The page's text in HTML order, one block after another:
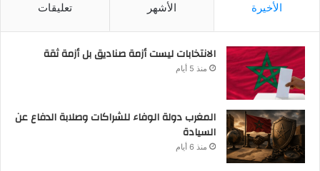
الأخيرة الأشهر تعليقات
الانتخابات ليست أزمة صناديق بل أزمة ثقة
منذ 5 أيام
المغرب دولة الوفاء للشراكات وصلابة الدفاع عن
السيادة
منذ 6 أيام